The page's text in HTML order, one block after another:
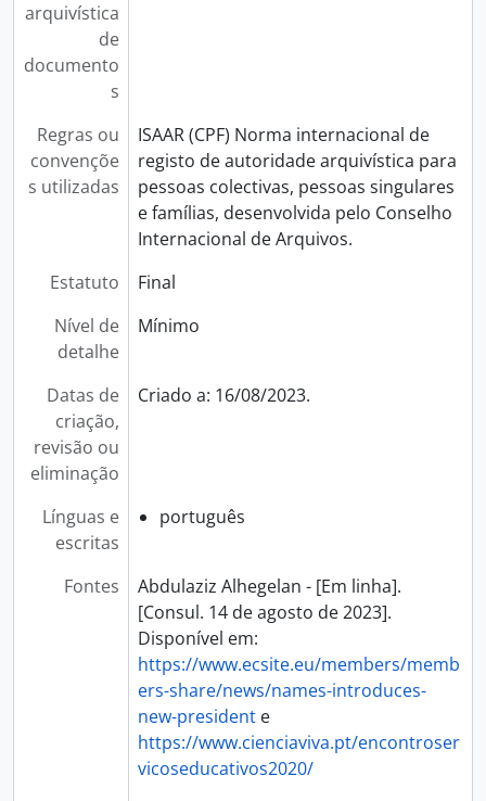
arquivística
de
documento
s
Regras ou
convençõe
s utilizadas
ISAAR (CPF) Norma internacional de
registo de autoridade arquivística para
pessoas colectivas, pessoas singulares
e famílias, desenvolvida pelo Conselho
Internacional de Arquivos.
Estatuto
Final
Nível de
detalhe
Mínimo
Datas de
criação,
revisão ou
eliminação
Criado a: 16/08/2023.
Línguas e
escritas
português
Fontes
Abdulaziz Alhegelan - [Em linha].
[Consul. 14 de agosto de 2023].
Disponível em:
https://www.ecsite.eu/members/memb
ers-share/news/names-introduces-
new-presidente
https://www.cienciaviva.pt/encontroser
vicoseducativos2020/